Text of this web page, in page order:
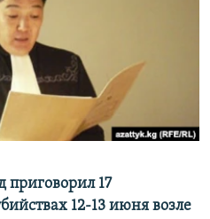
приговорил 17
12-13 июня возле